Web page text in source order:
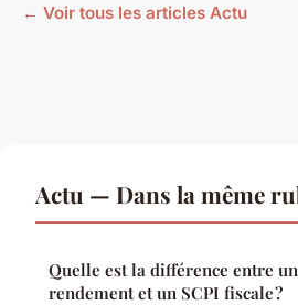
← Voir tous les articles Actu
Actu — Dans la même
Quelle est la différence entre
rendement et un SCPI fiscale ?